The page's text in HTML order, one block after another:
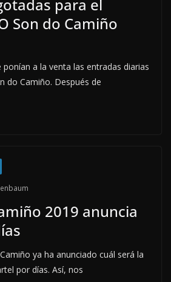
para el
Son do Camiño
ponían a la venta las entradas diarias
do Camiño. Después de
2019 anuncia
ya ha anunciado cuál será la
por días. Así, nos